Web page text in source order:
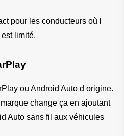
pour les conducteurs où l
limité.
ou Android Auto d origine.
change ça en ajoutant
Auto sans fil aux véhicules